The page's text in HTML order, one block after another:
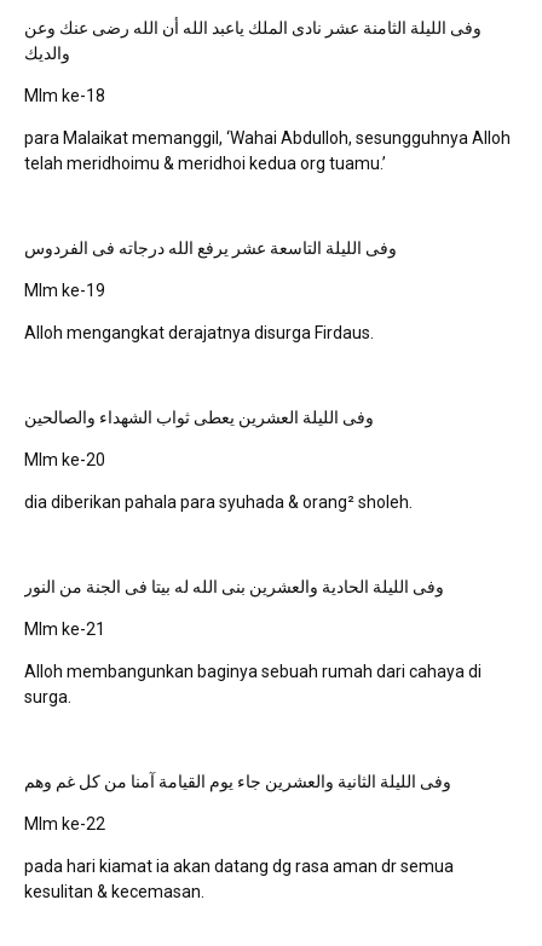
وفى الليلة الثامنة عشر نادى الملك ياعبد الله أن الله رضى عنك وعن
والديك
Mlm ke-18
para Malaikat memanggil, ‘Wahai Abdulloh, sesungguhnya Alloh
telah meridhoimu & meridhoi kedua org tuamu.’
وفى الليلة التاسعة عشر يرفع الله درجاته فى الفردوس
Mlm ke-19
Alloh mengangkat derajatnya disurga Firdaus.
وفى الليلة العشرين يعطى ثواب الشهداء والصالحين
Mlm ke-20
dia diberikan pahala para syuhada & orang² sholeh.
وفى الليلة الحادية والعشرين بنى الله له بيتا فى الجنة من النور
Mlm ke-21
Alloh membangunkan baginya sebuah rumah dari cahaya di
surga.
وفى الليلة الثانية والعشرين جاء يوم القيامة آمنا من كل غم وهم
Mlm ke-22
pada hari kiamat ia akan datang dg rasa aman dr semua
kesulitan & kecemasan.